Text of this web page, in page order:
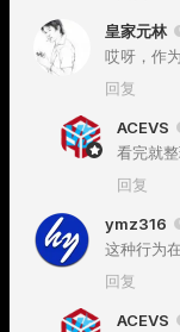
皇家元林
哎呀，作
回复
ACEVS
看完就
回复
ymz316
这种行为
回复
ACEVS